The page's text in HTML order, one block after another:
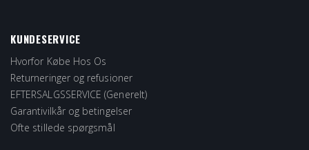
KUNDESERVICE
Hvorfor Købe Hos Os
Returneringer og refusioner
EFTERSALGSSERVICE (Generelt)
Garantivilkår og betingelser
Ofte stillede spørgsmål